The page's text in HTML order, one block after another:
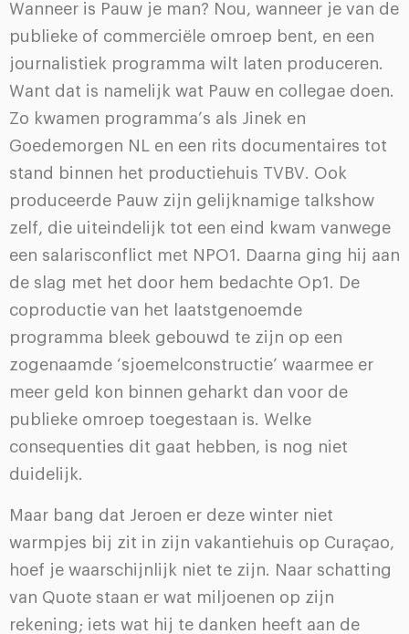
Wanneer is Pauw je man? Nou, wanneer je van de
publieke of commerciële omroep bent, en een
journalistiek programma wilt laten produceren.
Want dat is namelijk wat Pauw en collegae doen.
Zo kwamen programma’s als Jinek en
Goedemorgen NL en een rits documentaires tot
stand binnen het productiehuis TVBV. Ook
produceerde Pauw zijn gelijknamige talkshow
zelf, die uiteindelijk tot een eind kwam vanwege
een salarisconflict met NPO1. Daarna ging hij aan
de slag met het door hem bedachte Op1. De
coproductie van het laatstgenoemde
programma bleek gebouwd te zijn op een
zogenaamde ‘sjoemelconstructie’ waarmee er
meer geld kon binnen geharkt dan voor de
publieke omroep toegestaan is. Welke
consequenties dit gaat hebben, is nog niet
duidelijk.
Maar bang dat Jeroen er deze winter niet
warmpjes bij zit in zijn vakantiehuis op Curaçao,
hoef je waarschijnlijk niet te zijn. Naar schatting
van Quote staan er wat miljoenen op zijn
rekening; iets wat hij te danken heeft aan de